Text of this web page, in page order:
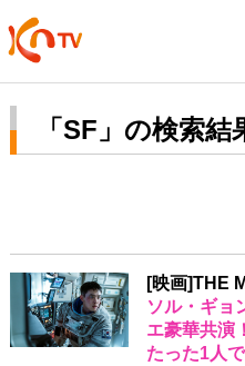
「SF」の検索結
[映画]THE
ソル・ギョ
エ豪華共演！
たった1人